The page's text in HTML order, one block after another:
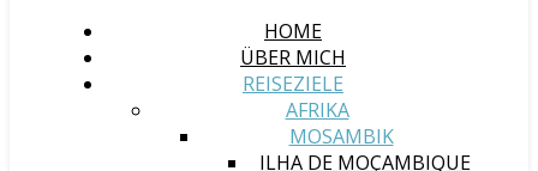
HOME
ÜBER MICH
REISEZIELE
AFRIKA
MOSAMBIK
ILHA DE MOÇAMBIQUE